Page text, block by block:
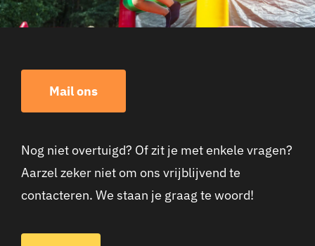
Mail ons
Nog niet overtuigd? Of zit je met enkele vragen?
Aarzel zeker niet om ons vrijblijvend te
contacteren. We staan je graag te woord!